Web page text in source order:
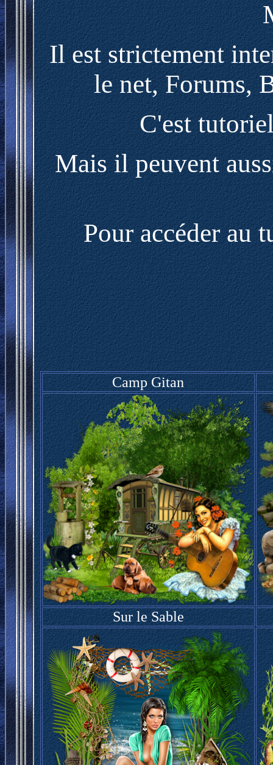
Il est strictement
le net, Forums,
C'est
Mais il peuvent
Pour accéder au
Camp Gitan
Sur le Sable